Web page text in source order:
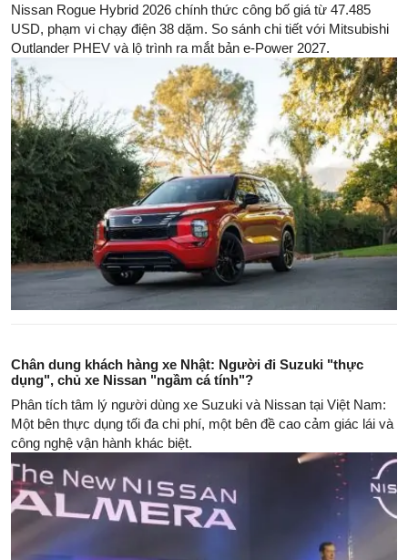
Nissan Rogue Hybrid 2026 chính thức công bố giá từ 47.485
USD, phạm vi chạy điện 38 dặm. So sánh chi tiết với Mitsubishi
Outlander PHEV và lộ trình ra mắt bản e-Power 2027.
Chân dung khách hàng xe Nhật: Người đi Suzuki "thực
dụng", chủ xe Nissan "ngầm cá tính"?
Phân tích tâm lý người dùng xe Suzuki và Nissan tại Việt Nam:
Một bên thực dụng tối đa chi phí, một bên đề cao cảm giác lái và
công nghệ vận hành khác biệt.